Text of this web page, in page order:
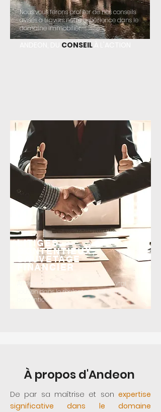
Nous vous ferons profiter de nosconseils
avisés à travers notreexpérience dans le
domaineimmobilier.
CONSEIL
LITIGES,
CONTENTIEUX,
SAUVETAGE
FINANCIER
Andeon se positionne comme un vrai
soutiendans le règlement des litiges et
contentieux
À propos d'Andeon
De par sa maîtrise et son expertise
significative dans le domaine